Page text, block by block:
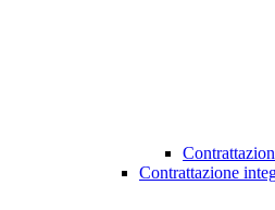
Contrattazione